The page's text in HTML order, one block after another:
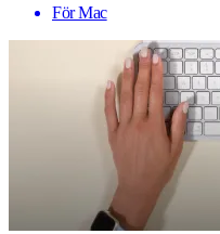
För Mac